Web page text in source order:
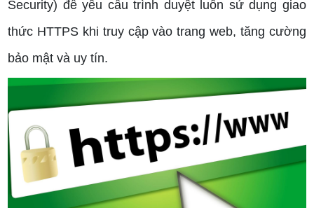
Security) để yêu cầu trình duyệt luôn sử dụng giao
thức HTTPS khi truy cập vào trang web, tăng cường
bảo mật và uy tín.